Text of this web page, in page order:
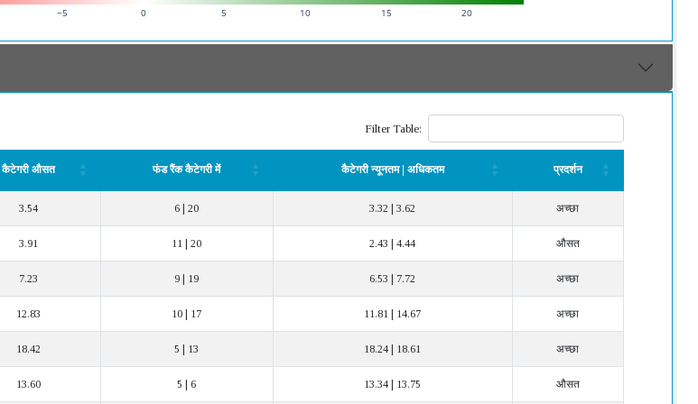
−5 0 5 10 15 20
Filter Table:
कैटेगरी औसत फंड रैंक कैटेगरी में कैटेगरी न्यूनतम | अधिकतम प्रदर्शन
3.54 6 | 20 3.32 | 3.62 अच्छा
3.91 11 | 20 2.43 | 4.44 औसत
7.23 9 | 19 6.53 | 7.72 अच्छा
12.83 10 | 17 11.81 | 14.67 अच्छा
18.42 5 | 13 18.24 | 18.61 अच्छा
13.60 5 | 6 13.34 | 13.75 औसत